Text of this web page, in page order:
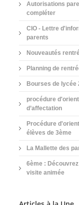
Autorisations
compléter
CIO - Lettre
parents
Nouveautés
Planning de
Bourses de lycée
procédure
d’affectation
Procédure
élèves de 3ème
La Mallette des
6ème :
visite animée